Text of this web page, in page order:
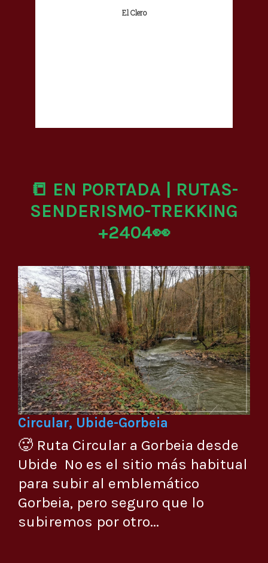
El Clero
📒 EN PORTADA | RUTAS-
SENDERISMO-TREKKING
+2404👀
Circular, Ubide-Gorbeia
🥵 Ruta Circular a Gorbeia desde
Ubide No es el sitio más habitual
para subir al emblemático
Gorbeia, pero seguro que lo
subiremos por otro...